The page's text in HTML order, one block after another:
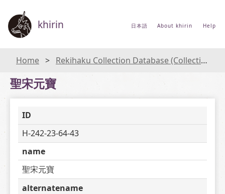
khirin 日本語 About khirin Help
Home Rekihaku Collection Database (Collections Database of the National Museum of Japanese History)
聖宋元寶
ID
H-242-23-64-43
name
聖宋元寶
alternatename